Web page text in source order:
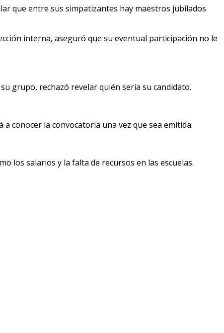
que entre sus simpatizantes hay maestros jubilados
interna, aseguró que su eventual participación no le
grupo, rechazó revelar quién sería su candidato.
conocer la convocatoria una vez que sea emitida.
los salarios y la falta de recursos en las escuelas.